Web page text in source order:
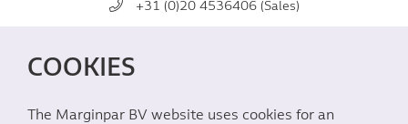
COOKIES
The Marginpar BV website uses cookies for an
+31 (0)20 4536406 (Sales)
REDES SOCIALES